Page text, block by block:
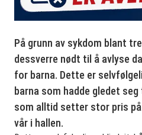
På grunn av sykdom blant
dessverre nødt til å avlyse
for barna. Dette er
barna som hadde gledet
som alltid setter stor pris
vår i hallen.